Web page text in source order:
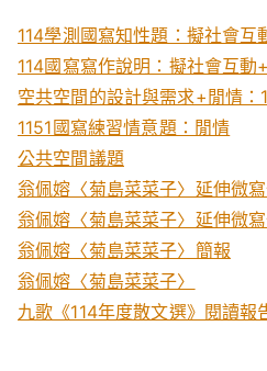
114學測國寫知性題：擬社會互
114國寫寫作說明：擬社會互
空共空間的設計與需求+閒情
1151國寫練習情意題：閒情
公共空間議題
翁佩嫆〈菊島菜菜子〉延伸微
翁佩嫆〈菊島菜菜子〉延伸微
翁佩嫆〈菊島菜菜子〉簡報
翁佩嫆〈菊島菜菜子〉
九歌《114年度散文選》閱讀報